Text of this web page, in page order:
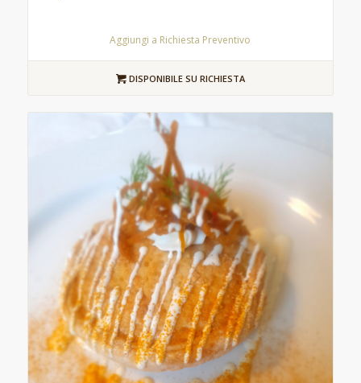
Aggiungi a Richiesta Preventivo
DISPONIBILE SU RICHIESTA